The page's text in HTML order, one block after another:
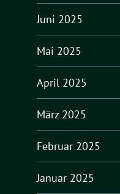
Juni 2025
Mai 2025
April 2025
März 2025
Februar 2025
Januar 2025